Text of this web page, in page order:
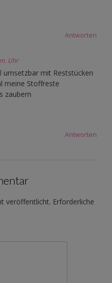
Antworten
Uhr
umsetzbar mit Reststücken
meine Stoffreste
zaubern
Antworten
veröffentlicht. Erforderliche